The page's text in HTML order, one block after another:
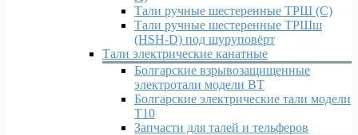
Тали ручные шестеренные ТРШ (С)
Тали ручные шестеренные ТРШш
(HSH-D) под шуруповёрт
Тали электрические канатные
Болгарские взрывозащищенные
электротали модели ВT
Болгарские электрические тали модели
T10
Запчасти для талей и тельферов